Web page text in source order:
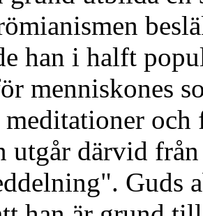
han i halft
menniskones
meditationer
utgår därvid
Guds